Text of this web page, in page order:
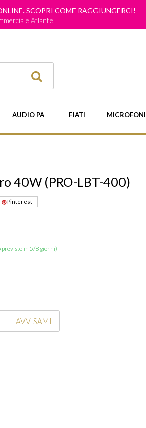
SCOPRI COME RAGGIUNGERCI!
Atlante
AUDIO PA FIATI MICROFONI
40W (PRO-LBT-400)
Pinterest
in 5/8 giorni)
AVVISAMI